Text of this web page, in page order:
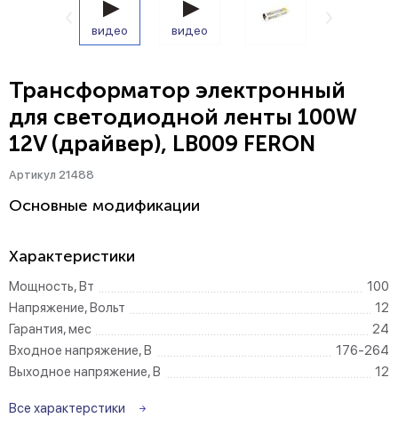
видео видео
Трансформатор электронный
для светодиодной ленты 100W
12V (драйвер), LB009 FERON
Артикул 21488
Основные модификации
Характеристики
Мощность, Вт
100
Напряжение, Вольт
12
Гарантия, мес
24
Входное напряжение, В
176-264
Выходное напряжение, В
12
Все характерстики